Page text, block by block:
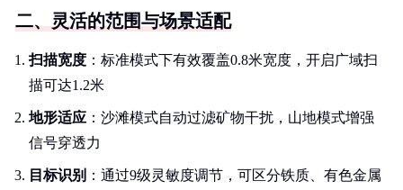
二、灵活的范围与场景适配
扫描宽度 ：标准模式下有效覆盖0.8米宽度，开启广域扫
描可达1.2米
地形适应 ：沙滩模式自动过滤矿物干扰，山地模式增强
信号穿透力
目标识别 ：通过9级灵敏度调节，可区分铁质、有色金属